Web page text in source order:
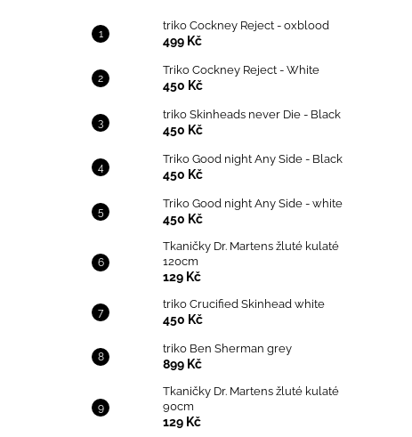
triko Cockney Reject - oxblood
499 Kč
Triko Cockney Reject - White
450 Kč
triko Skinheads never Die - Black
450 Kč
Triko Good night Any Side - Black
450 Kč
Triko Good night Any Side - white
450 Kč
Tkaničky Dr. Martens žluté kulaté
120cm
129 Kč
triko Crucified Skinhead white
450 Kč
triko Ben Sherman grey
899 Kč
Tkaničky Dr. Martens žluté kulaté
90cm
129 Kč